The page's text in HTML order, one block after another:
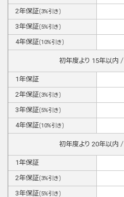
2年保証(3%引き)
3年保証(5%引き)
4年保証(10%引き)
初年度より 15年以内 /
1年保証
2年保証(3%引き)
3年保証(5%引き)
4年保証(10%引き)
初年度より 20年以内 /
1年保証
2年保証(3%引き)
3年保証(5%引き)